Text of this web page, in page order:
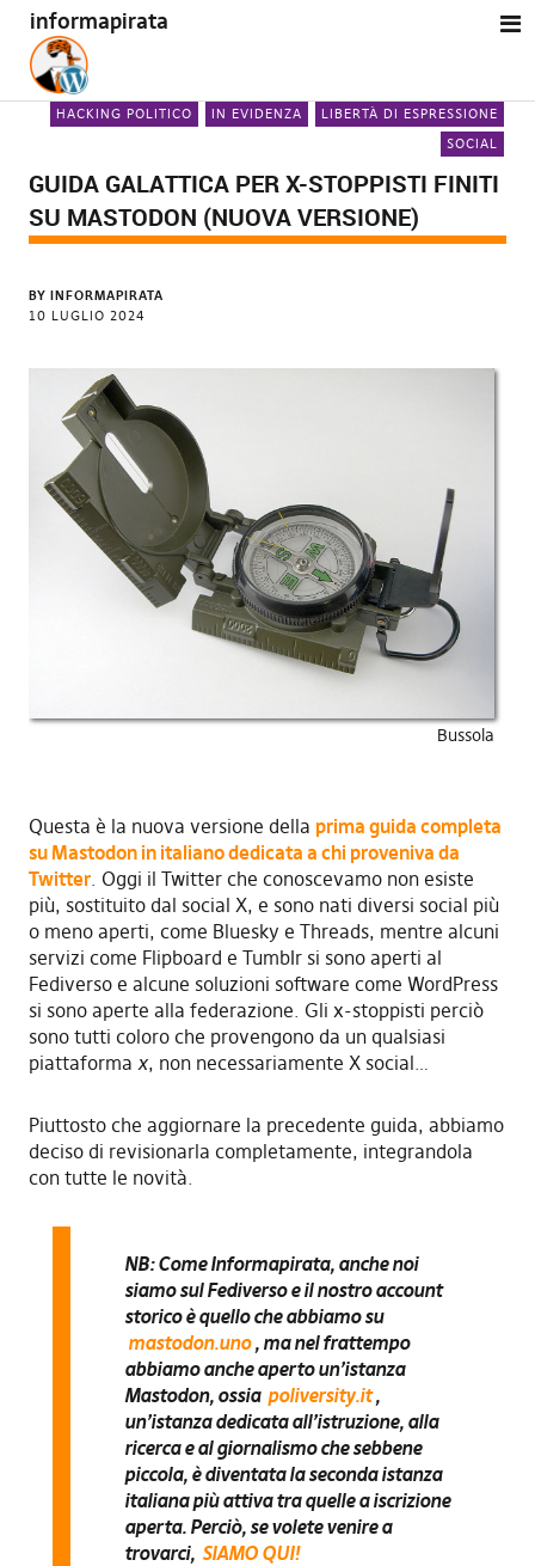
informapirata
HACKING POLITICO IN EVIDENZA
LIBERTÀ DI ESPRESSIONE
SOCIAL
GUIDA GALATTICA PER X-STOPPISTI FINITI
SU MASTODON (NUOVA VERSIONE)
BY INFORMAPIRATA
10 LUGLIO 2024
Bussola
Questa è la nuova versione della prima guida completa
su Mastodon in italiano dedicata a chi proveniva da
Twitter. Oggi il Twitter che conoscevamo non esiste
più, sostituito dal social X, e sono nati diversi social più
o meno aperti, come Bluesky e Threads, mentre alcuni
servizi come Flipboard e TumbIr si sono aperti al
Fediverso e alcune soluzioni software come WordPress
si sono aperte alla federazione. Gli x-stoppisti perciò
sono tutti coloro che provengono da un qualsiasi
piattaforma x, non necessariamente X social…
Piuttosto che aggiornare la precedente guida, abbiamo
deciso di revisionarla completamente, integrandola
con tutte le novità.
NB: Come Informapirata, anche noi
siamo sul Fediverso e il nostro account
storico è quello che abbiamo su
mastodon.uno , ma nel frattempo
abbiamo anche aperto un’istanza
Mastodon, ossia poliversity.it ,
un’istanza dedicata all’istruzione, alla
ricerca e al giornalismo che sebbene
piccola, è diventata la seconda istanza
italiana più attiva tra quelle a iscrizione
aperta. Perciò, se volete venire a
trovarci, SIAMO QUI!